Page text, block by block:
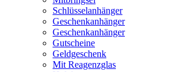
Schlüsselanhänger
Geschenkanhänger
Geschenkanhänger
Gutscheine
Geldgeschenk
Mit Reagenzglas